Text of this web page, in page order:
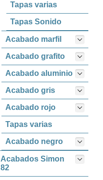
Tapas varias
Tapas Sonido
Acabado marfil
Acabado grafito
Acabado aluminio
Acabado gris
Acabado rojo
Tapas varias
Acabado negro
Acabados Simon
82